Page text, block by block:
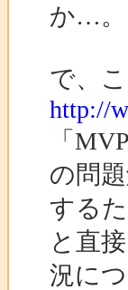
か…。
で、
http://
「
の問
する
と直
況に